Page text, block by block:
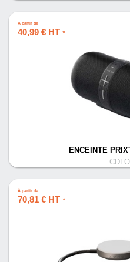
À partir de
40,99 € HT *
ENCEINTE
À partir de
70,81 € HT *